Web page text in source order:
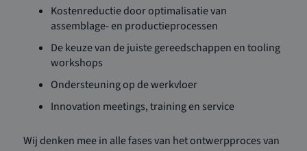
Kostenreductie door optimalisatie van
assemblage- en productieprocessen
De keuze van de juiste gereedschappen en tooling
workshops
Ondersteuning op de werkvloer
Innovation meetings, training en service
Wij denken mee in alle fases van het ontwerpproces van